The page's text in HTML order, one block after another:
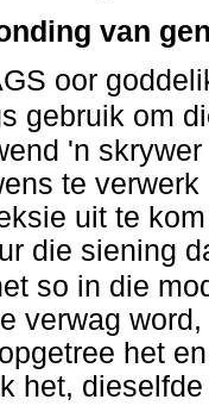
van
oor
gebruik om
'n
te
uit te
die siening
so in die
verwag
het
het,